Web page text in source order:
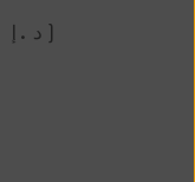
Émirats arabes unis (AED د.إ)